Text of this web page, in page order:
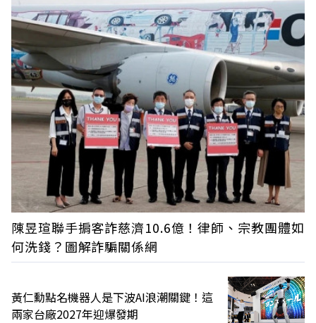
陳昱瑄聯手掮客詐慈濟10.6億！律師、宗教團體如
何洗錢？圖解詐騙關係網
黃仁勳點名機器人是下波AI浪潮關鍵！這
兩家台廠2027年迎爆發期